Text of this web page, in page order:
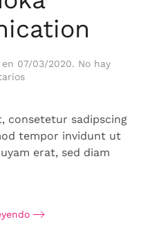
en 07/03/2020. No hay
en
consetetur sadipscing
tempor invidunt ut
erat, sed diam